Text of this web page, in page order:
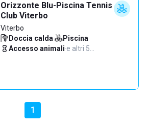
Orizzonte Blu-Piscina Tennis
Club Viterbo
Viterbo
Doccia calda· Piscina·
Accesso animali·e altri 5…
1